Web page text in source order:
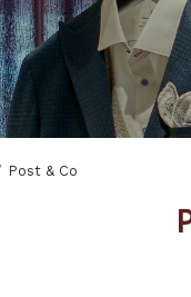
Post & Co